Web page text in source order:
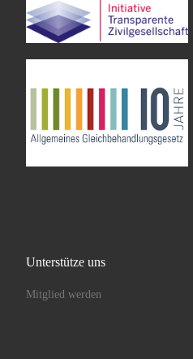
Unterstütze uns
Mitglied werden